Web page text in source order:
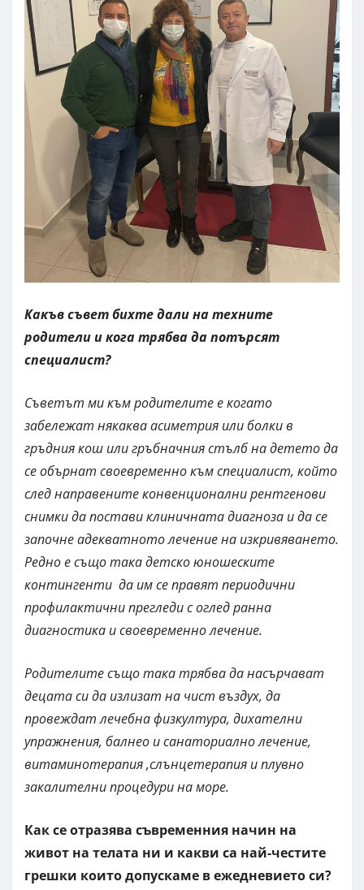
Какъв съвет бихте дали на техните
родители и кога трябва да потърсят
специалист?
Съветът ми към родителите е когато
забележат някаква асиметрия или болки в
гръдния кош или гръбначния стълб на детето да
се обърнат своевременно към специалист, който
след направените конвенционални рентгенови
снимки да постави клиничната диагноза и да се
започне адекватното лечение на изкривяването.
Редно е също така детско юношеските
контингенти да им се правят периодични
профилактични прегледи с оглед ранна
диагностика и своевременно лечение.
Родителите също така трябва да насърчават
децата си да излизат на чист въздух, да
провеждат лечебна физкултура, дихателни
упражнения, балнео и санаториално лечение,
витаминотерапия ,слънцетерапия и плувно
закалителни процедури на море.
Как се отразява съвременния начин на
живот на телата ни и какви са най-честите
грешки които допускаме в ежедневието си?